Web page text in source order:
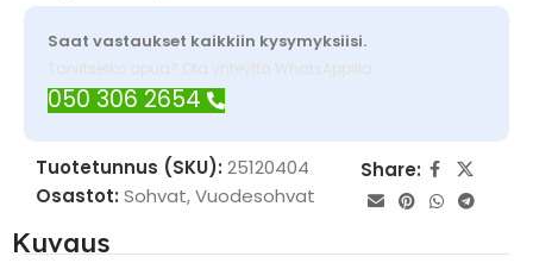
Saat vastaukset kaikkiin kysymyksiisi.
Tarvitsetko apua? Ota yhteyttä WhatsAppilla
050 306 2654
Tuotetunnus (SKU): 25120404
Osastot: Sohvat,Vuodesohvat
Share:
Kuvaus